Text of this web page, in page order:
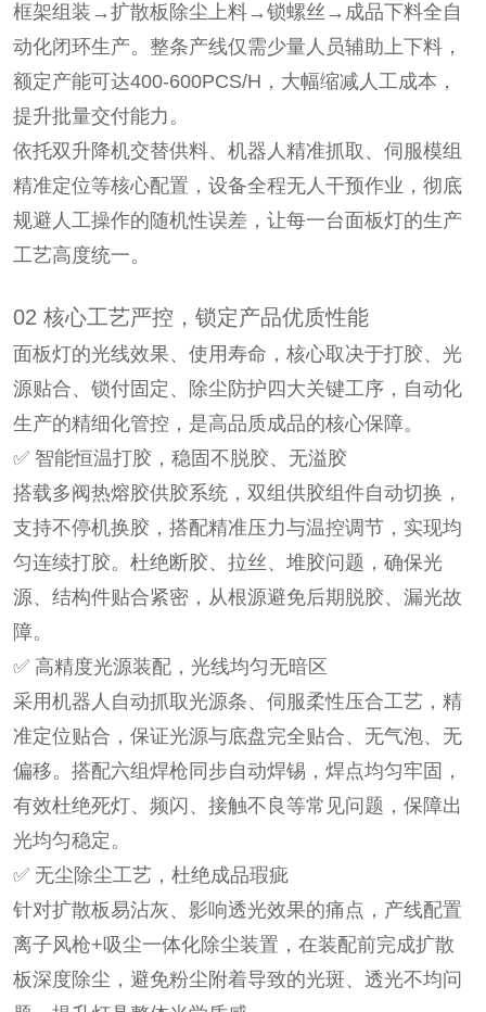
框架组装→扩散板除尘上料→锁螺丝→成品下料全自
动化闭环生产。整条产线仅需少量人员辅助上下料，
额定产能可达400-600PCS/H，大幅缩减人工成本，
提升批量交付能力。
依托双升降机交替供料、机器人精准抓取、伺服模组
精准定位等核心配置，设备全程无人干预作业，彻底
规避人工操作的随机性误差，让每一台面板灯的生产
工艺高度统一。
02 核心工艺严控，锁定产品优质性能
面板灯的光线效果、使用寿命，核心取决于打胶、光
源贴合、锁付固定、除尘防护四大关键工序，自动化
生产的精细化管控，是高品质成品的核心保障。
✅ 智能恒温打胶，稳固不脱胶、无溢胶
搭载多阀热熔胶供胶系统，双组供胶组件自动切换，
支持不停机换胶，搭配精准压力与温控调节，实现均
匀连续打胶。杜绝断胶、拉丝、堆胶问题，确保光
源、结构件贴合紧密，从根源避免后期脱胶、漏光故
障。
✅ 高精度光源装配，光线均匀无暗区
采用机器人自动抓取光源条、伺服柔性压合工艺，精
准定位贴合，保证光源与底盘完全贴合、无气泡、无
偏移。搭配六组焊枪同步自动焊锡，焊点均匀牢固，
有效杜绝死灯、频闪、接触不良等常见问题，保障出
光均匀稳定。
✅ 无尘除尘工艺，杜绝成品瑕疵
针对扩散板易沾灰、影响透光效果的痛点，产线配置
离子风枪+吸尘一体化除尘装置，在装配前完成扩散
板深度除尘，避免粉尘附着导致的光斑、透光不均问